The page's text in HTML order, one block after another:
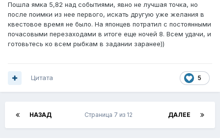
Пошла ямка 5,82 над событиями, явно не лучшая точка, но
после поимки из нее первого, искать другую уже желания в
квестовое время не было. На японцев потратил с постоянными
почасовыми перезаходами в итоге еще ночей 8. Всем удачи, и
готовьтесь ко всем рыбкам в задании заранее))
5
Цитата
НАЗАД ДАЛЕЕ
Страница 7 из 12